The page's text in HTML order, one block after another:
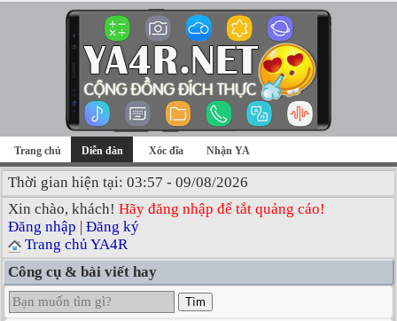
Trang chủ Diễn đàn Xóc đĩa Nhận YA
Thời gian hiện tại: 03:57 - 09/08/2026
Xin chào, khách! Hãy đăng nhập để tắt quảng cáo!
Đăng nhập | Đăng ký
Trang chủ YA4R
Công cụ & bài viết hay
Tìm